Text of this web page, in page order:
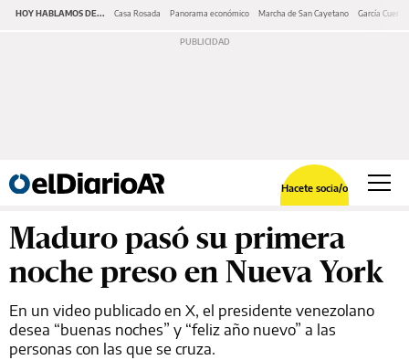
HOY HABLAMOS DE... Casa Rosada Panorama económico Marcha de San Cayetano García Cuerva
Hacete socia/o
Maduro pasó su primera
noche preso en Nueva York
En un video publicado en X, el presidente venezolano
desea “buenas noches” y “feliz año nuevo” a las
personas con las que se cruza.